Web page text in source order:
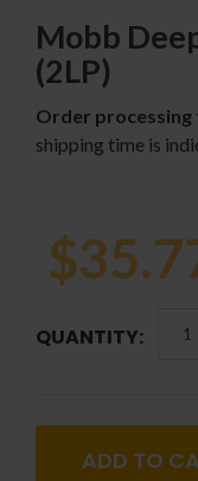
Mobb
(2LP)
Order processing
shipping time is
QUANTITY:
ADD TO